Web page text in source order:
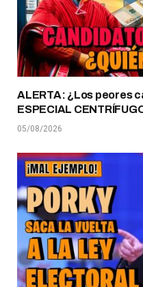
ALERTA: ¿Los peores
ESPECIAL
05/08/2026